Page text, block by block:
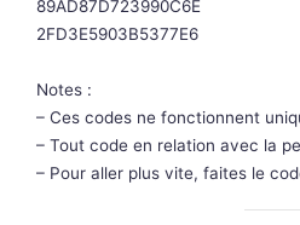
89AD87D723990C6E
2FD3E5903B5377E6
Notes :
– Ces codes ne fonctionnent
– Tout code en relation avec la
– Pour aller plus vite, faites le